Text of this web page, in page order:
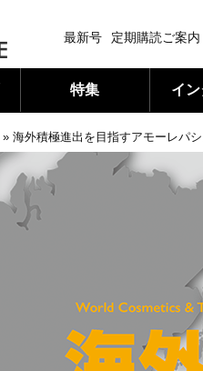
最新号 定期購読ご案内
特集 イ
» 海外積極進出を目指すアモーレパ